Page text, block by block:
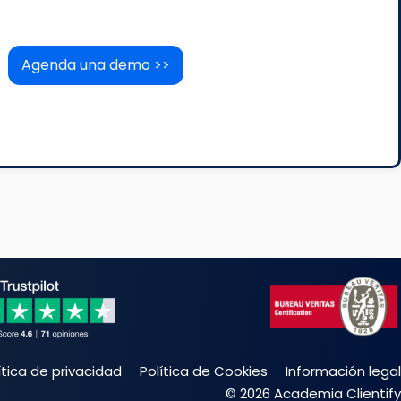
Agenda una demo >>
de privacidad Política de Cookies
Información legal
© 2026 Academia Clientify